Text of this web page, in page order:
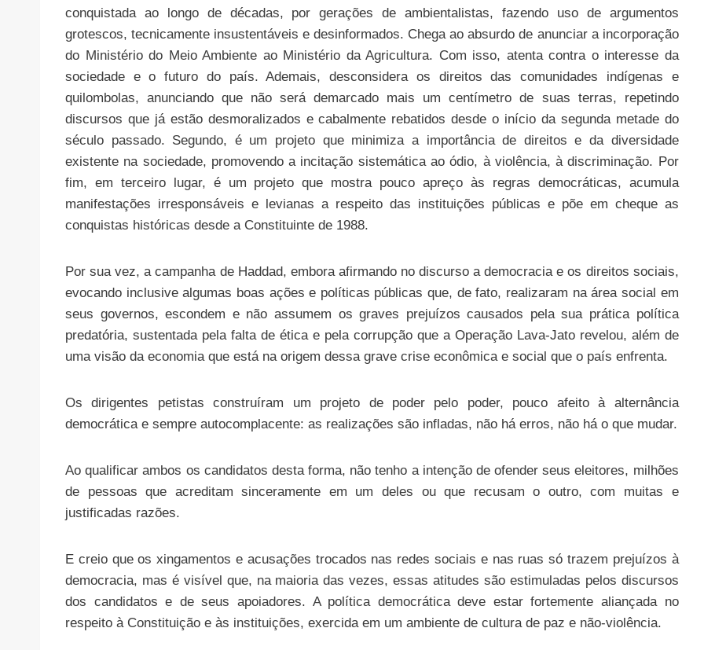
conquistada ao longo de décadas, por gerações de ambientalistas, fazendo uso de argumentos
grotescos, tecnicamente insustentáveis e desinformados. Chega ao absurdo de anunciar a incorporação
do Ministério do Meio Ambiente ao Ministério da Agricultura. Com isso, atenta contra o interesse da
sociedade e o futuro do país. Ademais, desconsidera os direitos das comunidades indígenas e
quilombolas, anunciando que não será demarcado mais um centímetro de suas terras, repetindo
discursos que já estão desmoralizados e cabalmente rebatidos desde o início da segunda metade do
século passado. Segundo, é um projeto que minimiza a importância de direitos e da diversidade
existente na sociedade, promovendo a incitação sistemática ao ódio, à violência, à discriminação. Por
fim, em terceiro lugar, é um projeto que mostra pouco apreço às regras democráticas, acumula
manifestações irresponsáveis e levianas a respeito das instituições públicas e põe em cheque as
conquistas históricas desde a Constituinte de 1988.
Por sua vez, a campanha de Haddad, embora afirmando no discurso a democracia e os direitos sociais,
evocando inclusive algumas boas ações e políticas públicas que, de fato, realizaram na área social em
seus governos, escondem e não assumem os graves prejuízos causados pela sua prática política
predatória, sustentada pela falta de ética e pela corrupção que a Operação Lava-Jato revelou, além de
uma visão da economia que está na origem dessa grave crise econômica e social que o país enfrenta.
Os dirigentes petistas construíram um projeto de poder pelo poder, pouco afeito à alternância
democrática e sempre autocomplacente: as realizações são infladas, não há erros, não há o que mudar.
Ao qualificar ambos os candidatos desta forma, não tenho a intenção de ofender seus eleitores, milhões
de pessoas que acreditam sinceramente em um deles ou que recusam o outro, com muitas e
justificadas razões.
E creio que os xingamentos e acusações trocados nas redes sociais e nas ruas só trazem prejuízos à
democracia, mas é visível que, na maioria das vezes, essas atitudes são estimuladas pelos discursos
dos candidatos e de seus apoiadores. A política democrática deve estar fortemente aliançada no
respeito à Constituição e às instituições, exercida em um ambiente de cultura de paz e não-violência.